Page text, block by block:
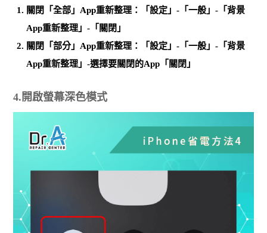
關閉「全部」App重新整理：「設定」-「一般」-「背景
App重新整理」-「關閉」
關閉「部分」App重新整理：「設定」-「一般」-「背景
App重新整理」-選擇要關閉的App「關閉」
4.開啟螢幕深色模式